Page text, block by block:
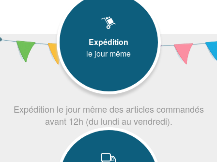
Expédition
le jour même
Expédition le jour même des articles commandés
avant 12h (du lundi au vendredi).